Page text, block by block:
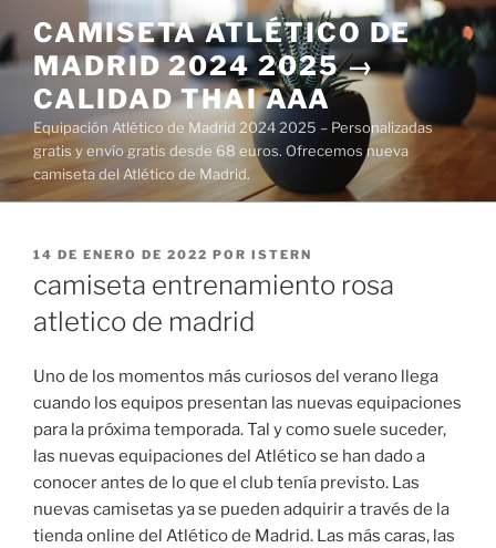
al
contenido
CAMISETA ATLÉTICO DE
MADRID 2024 2025 →
CALIDAD THAI AAA
Equipación Atlético de Madrid 2024 2025 – Personalizadas
gratis y envío gratis desde 68 euros. Ofrecemos nueva
camiseta del Atlético de Madrid.
PUBLICADO
14 DE ENERO DE 2022 POR ISTERN
camiseta entrenamiento rosa
atletico de madrid
Uno de los momentos más curiosos del verano llega
cuando los equipos presentan las nuevas equipaciones
para la próxima temporada. Tal y como suele suceder,
las nuevas equipaciones del Atlético se han dado a
conocer antes de lo que el club tenía previsto. Las
nuevas camisetas ya se pueden adquirir a través de la
tienda online del Atlético de Madrid. Las más caras, las